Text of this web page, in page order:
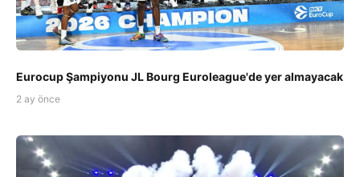
Eurocup Şampiyonu JL Bourg Euroleague'de yer almayacak
2 ay önce